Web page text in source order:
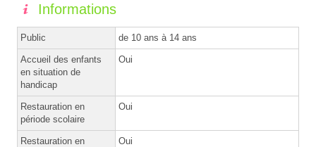
Informations
Public de 10 ans à 14 ans
Accueil des enfants
en situation de
handicap
Oui
Restauration en
période scolaire
Oui
Restauration en
Oui